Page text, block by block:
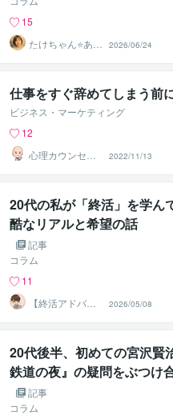
15
たけちゃん⭐あな
たの魅力を見つ
ける対話人
2026/06/24
仕事をすぐ辞めてしまう前
ビジネス・マーケティング
12
心理カウンセラ
ー Ｋｅｉ（ケ
イ）
2022/11/13
20代の私が「終活」を学ん
酷なリアルと希望の話
記事
コラム
11
【終活アドバイ
ザー・雑談】せ
いお
2026/05/08
20代後半、初めての宮沢賢
鉄道の夜』の疑問をぶつけ
の「思考の癖」が見えてきた
記事
コラム